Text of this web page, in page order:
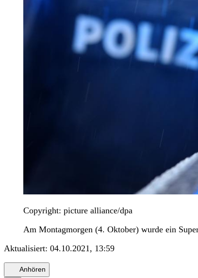
Copyright: picture alliance/dpa
Am Montagmorgen (4. Oktober) wurde ein
Aktualisiert: 04.10.2021, 13:59
Anhören